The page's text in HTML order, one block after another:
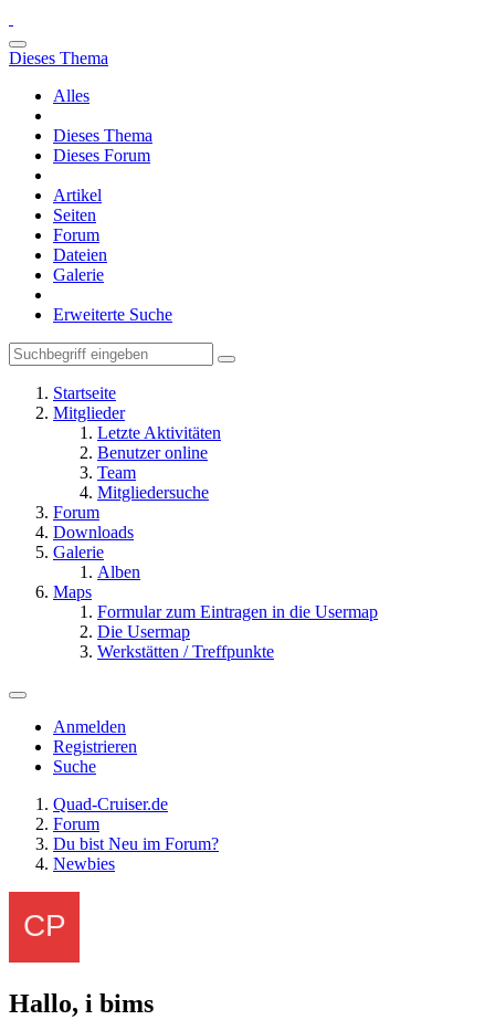
Dieses Thema
Alles
Dieses Thema
Dieses Forum
Artikel
Seiten
Forum
Dateien
Galerie
Erweiterte Suche
Startseite
Mitglieder
Letzte Aktivitäten
Benutzer online
Team
Mitgliedersuche
Forum
Downloads
Galerie
Alben
Maps
Formular zum Eintragen in die Usermap
Die Usermap
Werkstätten / Treffpunkte
Anmelden
Registrieren
Suche
Quad-Cruiser.de
Forum
Du bist Neu im Forum?
Newbies
Hallo, i bims